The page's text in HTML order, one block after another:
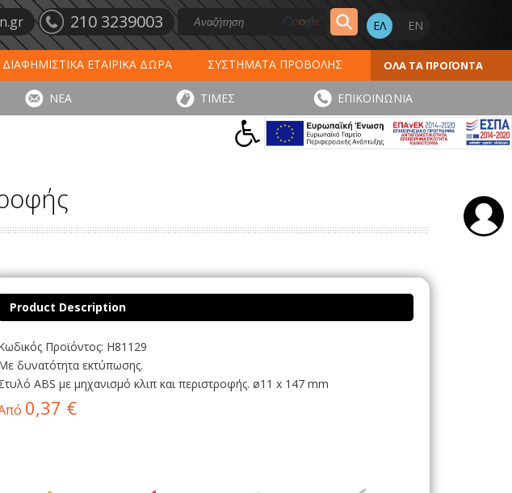
210 3239003
ΔΙΑΦΗΜΙΣΤΙΚΑ ΕΤΑΙΡΙΚΑ ΔΩΡΑ
ΣΥΣΤΗΜΑΤΑ ΠΡΟΒΟΛΗΣ
ΤΑΠΕΤΑ ΕΙΣΟΔΟΥ ΗΜΕΡΟΛΟΓΙΑ 2027
ΕΚΤΥΠΩΣΕΙΣ
ΑΥΤΟΚΟΛΛΗΤΑ - ΕΤΙΚΕΤΕΣ
ΟΛΑ ΤΑ ΠΡΟΪΟΝΤΑ
ΝΕΑ ΤΙΜΕΣ ΕΠΙΚΟΙΝΩΝΙΑ
Product Description
Προϊόντος: H81129
δυνατότητα εκτύπωσης.
ABS με μηχανισμό κλιπ και περιστροφής. ø11 x 147 mm
0,37 €